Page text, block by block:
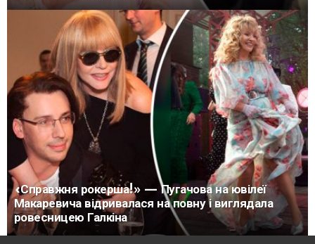
«Справжня рокерша!» — Пугачова на ювілеї
Макаревича відривалася на повну і виглядала
ровесницею Галкіна